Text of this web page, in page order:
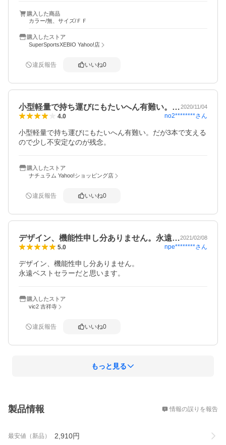
購入した商品
カラー/無、サイズ/ＦＦ
購入したストア
SuperSportsXEBIO Yahoo!店
違反報告 いいね0
小型軽量で持ち運びにもたいへん有難い。…2020/11/04
4.0 no2********さん
小型軽量で持ち運びにもたいへん有難い。だが3本で支える
ので少し不安定なのが残念。
購入したストア
ナチュラム Yahoo!ショッピング店
違反報告 いいね0
デザイン、機能性申し分ありません。永遠…2021/02/08
5.0 npe********さん
デザイン、機能性申し分ありません。
永遠ベストセラーだと思います。
購入したストア
vic2 吉祥寺
違反報告 いいね0
もっと見る
製品情報 情報の誤りを報告
最安値（新品） 2,910円